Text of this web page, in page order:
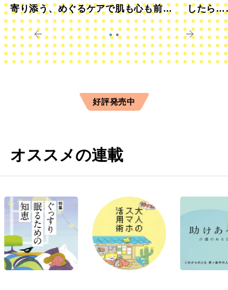
寄り添う、めぐるケアで肌も心も前向
きに
したら
すか？
好評発売中
オススメの連載